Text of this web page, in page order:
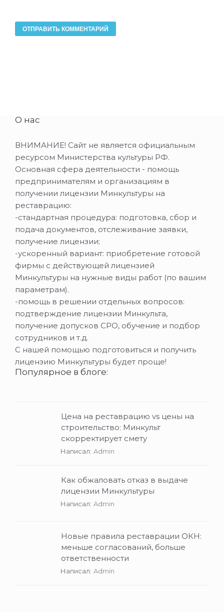
О нас
ВНИМАНИЕ! Сайт не является официальным
ресурсом Министерства культуры РФ.
Основная сфера деятельности - помощь
предпринимателям и организациям в
получении лицензии Минкультуры на
реставрацию:
-стандартная процедура: подготовка, сбор и
подача документов, отслеживание заявки,
получение лицензии;
-ускоренный вариант: приобретение готовой
фирмы с действующей лицензией
Минкультуры на нужные виды работ (по вашим
параметрам).
-помощь в решении отдельных вопросов:
подтверждение лицензии Минкульта,
получение допусков СРО, обучение и подбор
сотрудников и т.д.
С нашей помощью подготовиться и получить
лицензию Минкультуры будет проще!
Популярное в блоге:
Цена на реставрацию vs цены на
строительство: Минкульт
скорректирует смету
Написал: Admin
Как обжаловать отказ в выдаче
лицензии Минкультуры
Написал: Admin
Новые правила реставрации ОКН:
меньше согласований, больше
ответственности
Написал: Admin